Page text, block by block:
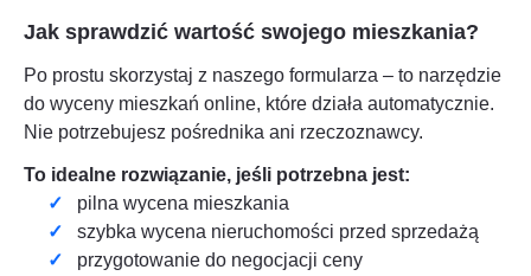
Jak sprawdzić wartość swojego mieszkania?
Po prostu skorzystaj z naszego formularza – to narzędzie
do wyceny mieszkań online, które działa automatycznie.
Nie potrzebujesz pośrednika ani rzeczoznawcy.
To idealne rozwiązanie, jeśli potrzebna jest:
pilna wycena mieszkania
szybka wycena nieruchomości przed sprzedażą
przygotowanie do negocjacji ceny